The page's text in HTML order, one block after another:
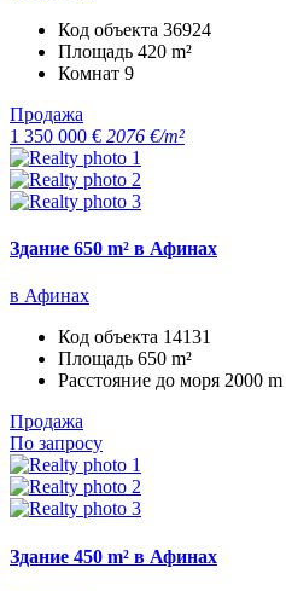
Код объекта 36924
Площадь 420 m²
Комнат 9
Продажа
1 350 000 € 2076 €/m²
Здание 650 m² в Афинах
в Афинах
Код объекта 14131
Площадь 650 m²
Расстояние до моря 2000 m
Продажа
По запросу
Здание 450 m² в Афинах